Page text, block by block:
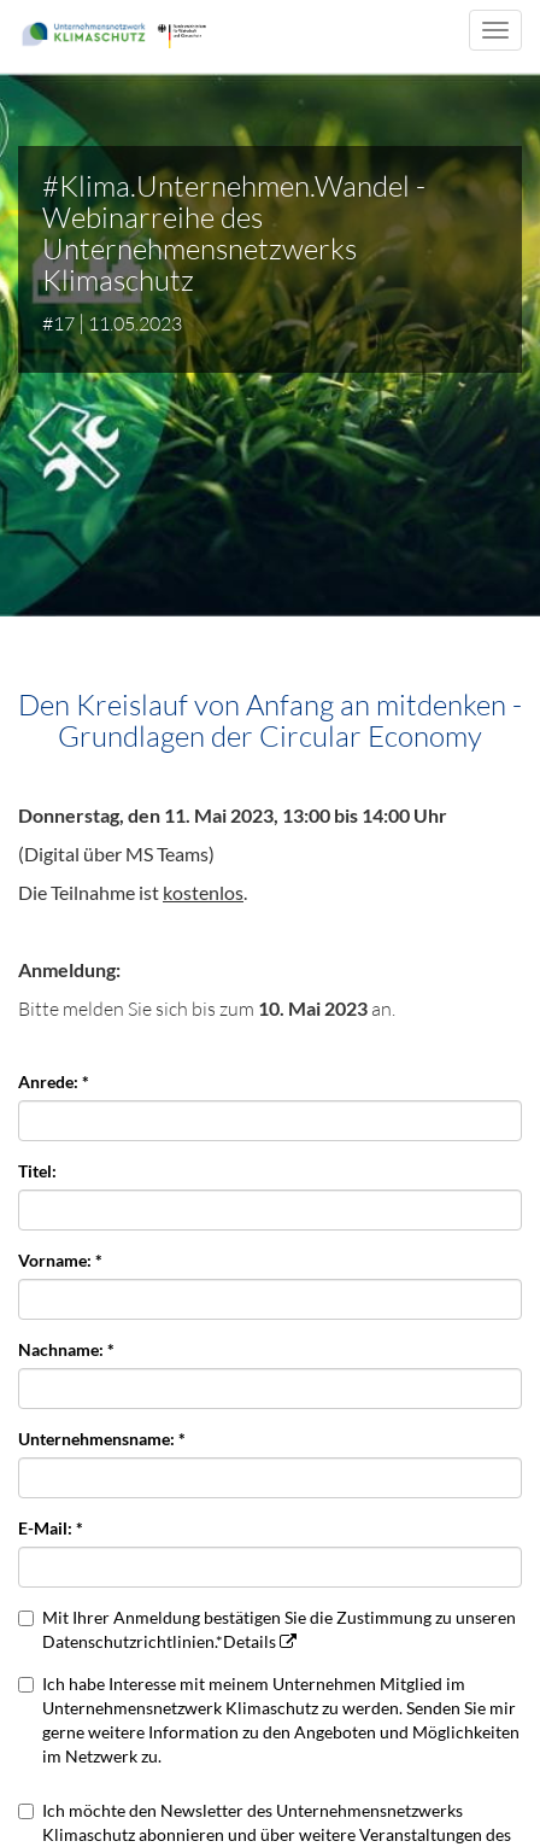
#Klima.Unternehmen.Wandel -
Webinarreihe des
Unternehmensnetzwerks
Klimaschutz
#17 | 11.05.2023
Den Kreislauf von Anfang an mitdenken -
Grundlagen der Circular Economy
Donnerstag, den 11. Mai 2023, 13:00 bis 14:00 Uhr
(Digital über MS Teams)
Die Teilnahme ist kostenlos.
Anmeldung:
Bitte melden Sie sich bis zum 10. Mai 2023 an.
Anrede: *
Titel:
Vorname: *
Nachname: *
Unternehmensname: *
E-Mail: *
Mit Ihrer Anmeldung bestätigen Sie die Zustimmung zu unseren
Datenschutzrichtlinien.*Details
Ich habe Interesse mit meinem Unternehmen Mitglied im
Unternehmensnetzwerk Klimaschutz zu werden. Senden Sie mir
gerne weitere Information zu den Angeboten und Möglichkeiten
im Netzwerk zu.
Ich möchte den Newsletter des Unternehmensnetzwerks
Klimaschutz abonnieren und über weitere Veranstaltungen des